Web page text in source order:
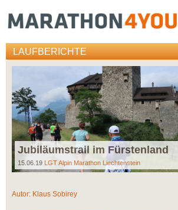
LAUFBERICHTE
Jubiläumstrail im Fürstenland
15.06.19 LGT Alpin Marathon Liechtenstein
Autor: Klaus Sobirey